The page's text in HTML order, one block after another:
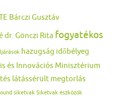
Bárczi Gusztáv
dr. Gönczi Rita fogyatékos
hazugság időbélyeg
és Innovációs Minisztérium
látássérült megtorlás
siketvak Siketvak eszközök